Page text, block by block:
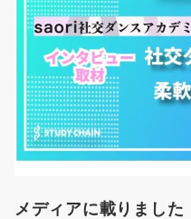
メディアに載りました